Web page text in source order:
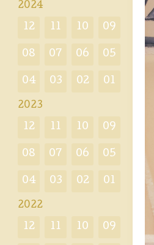
2024
12 11 10 09
08 07 06 05
04 03 02 01
2023
12 11 10 09
08 07 06 05
04 03 02 01
2022
12 11 10 09